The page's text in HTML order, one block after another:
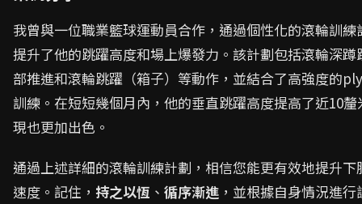
我曾與一位職業籃球運動員合作，通過個性化的滾輪訓練
提升了他的跳躍高度和場上爆發力。該計劃包括滾輪深蹲
部推進和滾輪跳躍（箱子）等動作，並結合了高強度的
訓練。在短短幾個月內，他的垂直跳躍高度提高了近10
現也更加出色。
通過上述詳細的滾輪訓練計劃，相信您能更有效地提升下
速度。記住， 持之以恆 、 循序漸進 ，並根據自身情況進